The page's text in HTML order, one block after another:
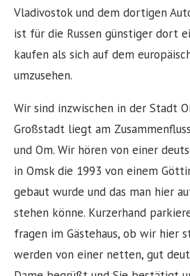
Vladivostok und dem dortigen
ist für die Russen günstiger dort
kaufen als sich auf dem
umzusehen.
Wir sind inzwischen in der Stadt
Großstadt liegt am
und Om. Wir hören von einer
in Omsk die 1993 von einem
gebaut wurde und das man hier
stehen könne. Kurzerhand
fragen im Gästehaus, ob wir hier
werden von einer netten, gut